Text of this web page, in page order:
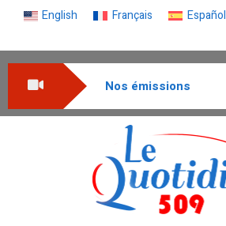
English Français Español
Nos émissions